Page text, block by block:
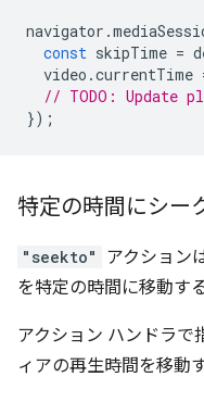
navigator .
const skipTime =
video .currentTime
// TODO: Update
});
特定の時間にシー
"seekto"
アクション
を特定の時間に移動す
アクション ハンドラで
ィアの再生時間を移動